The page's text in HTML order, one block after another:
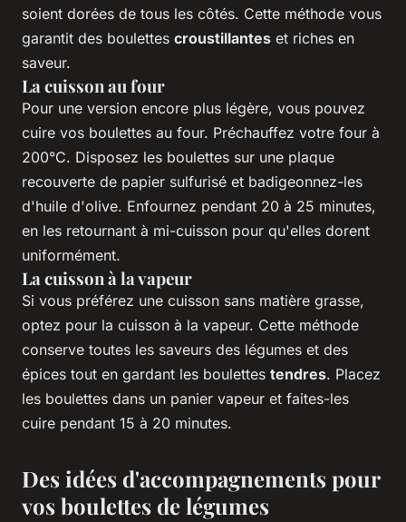
soient dorées de tous les côtés. Cette méthode vous
garantit des boulettes croustillantes et riches en
saveur.
La cuisson au four
Pour une version encore plus légère, vous pouvez
cuire vos boulettes au four. Préchauffez votre four à
200°C. Disposez les boulettes sur une plaque
recouverte de papier sulfurisé et badigeonnez-les
d'huile d'olive. Enfournez pendant 20 à 25 minutes,
en les retournant à mi-cuisson pour qu'elles dorent
uniformément.
La cuisson à la vapeur
Si vous préférez une cuisson sans matière grasse,
optez pour la cuisson à la vapeur. Cette méthode
conserve toutes les saveurs des légumes et des
épices tout en gardant les boulettes tendres. Placez
les boulettes dans un panier vapeur et faites-les
cuire pendant 15 à 20 minutes.
Des idées d'accompagnements pour
vos boulettes de légumes